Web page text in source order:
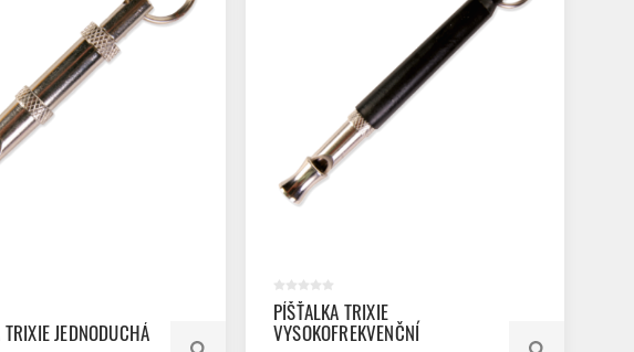
JEDNODUCHÁ
PÍŠŤALKA TRIXIE
VYSOKOFREKVENČNÍ